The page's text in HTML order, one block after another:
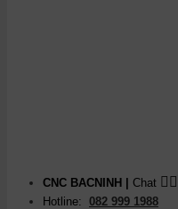
CNC BACNINH | Chat 👉🏽
Hotline: 082 999 1988